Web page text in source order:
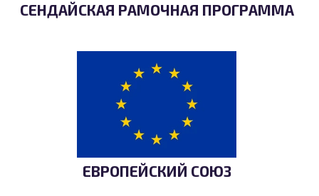
СЕНДАЙСКАЯ РАМОЧНАЯ ПРОГРАММА
ЕВРОПЕЙСКИЙ СОЮЗ